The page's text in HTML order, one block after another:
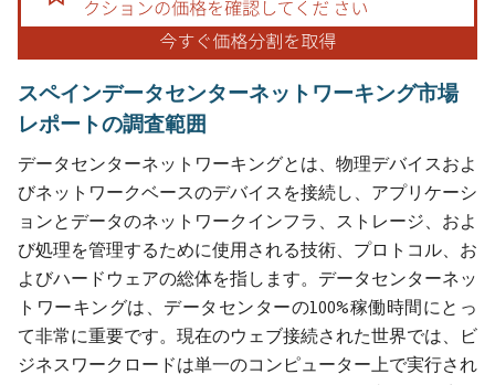
スペインデータセンターネットワーキング市場
レポートの調査範囲
データセンターネットワーキングとは、物理デバイスおよ
びネットワークベースのデバイスを接続し、アプリケーシ
ョンとデータのネットワークインフラ、ストレージ、およ
び処理を管理するために使用される技術、プロトコル、お
よびハードウェアの総体を指します。データセンターネッ
トワーキングは、データセンターの100%稼働時間にとっ
て非常に重要です。現在のウェブ接続された世界では、ビ
ジネスワークロードは単一のコンピューター上で実行され